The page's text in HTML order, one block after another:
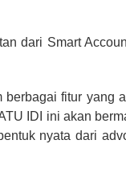
dari Smart
fitur yang
IDI ini akan
nyata dari